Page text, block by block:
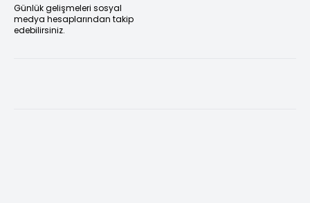
Günlük gelişmeleri sosyal
medya hesaplarından takip
edebilirsiniz.